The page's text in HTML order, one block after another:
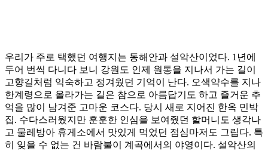
우리가 주로 택했던 여행지는 동해안과 설악산이었다. 1년에
두어 번씩 다니다 보니 강원도 인제 원통을 지나서 가는 길이
고향길처럼 익숙하고 정겨웠던 기억이 난다. 오색약수를 지나
한계령으로 올라가는 길은 참으로 아름답기도 하고 즐거운 추
억을 많이 남겨준 고마운 코스다. 당시 새로 지어진 한옥 민박
집. 수다스러웠지만 훈훈한 인심을 보여줬던 할머니도 생각나
고 물레방아 휴게소에서 맛있게 먹었던 점심마저도 그립다. 특
히 잊을 수 없는 건 바람불이 계곡에서의 야영이다. 설악산의